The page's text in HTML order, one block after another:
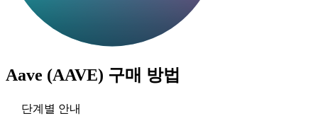
Aave (AAVE) 구매 방법
단계별 안내